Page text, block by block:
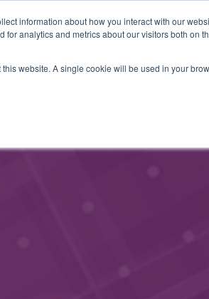
information about how you interact with our
analytics and metrics about our visitors both on
website. A single cookie will be used in your
TAPAHTUMAT BLOGI